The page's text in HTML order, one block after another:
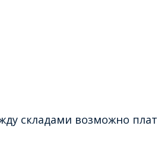
складами возможно